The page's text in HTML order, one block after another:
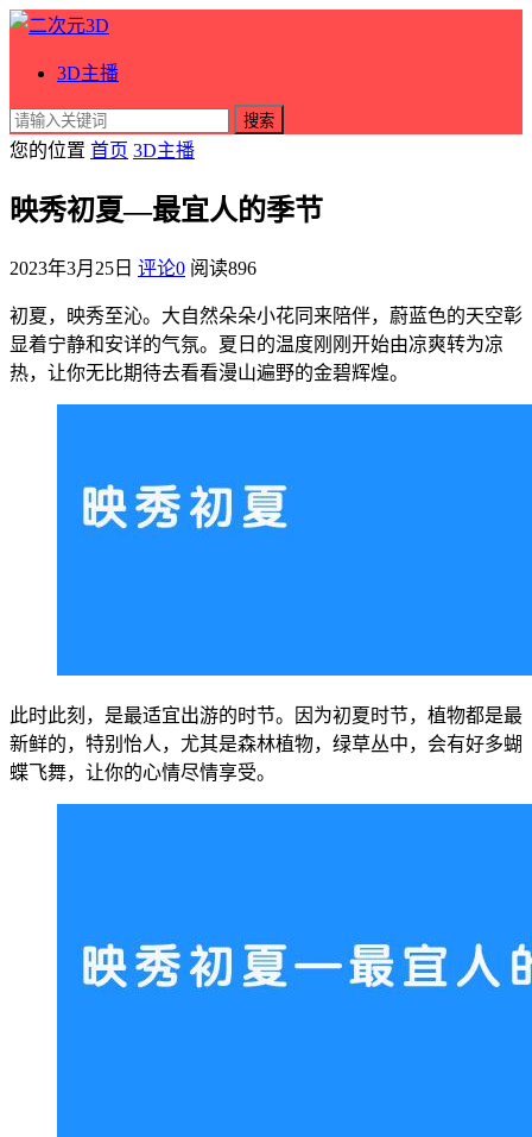
3D主播
搜索
您的位置 首页 3D主播
映秀初夏—最宜人的季节
2023年3月25日 评论0 阅读896
初夏，映秀至沁。大自然朵朵小花同来陪伴，蔚蓝色的天空彰
显着宁静和安详的气氛。夏日的温度刚刚开始由凉爽转为凉
热，让你无比期待去看看漫山遍野的金碧辉煌。
此时此刻，是最适宜出游的时节。因为初夏时节，植物都是最
新鲜的，特别怡人，尤其是森林植物，绿草丛中，会有好多蝴
蝶飞舞，让你的心情尽情享受。